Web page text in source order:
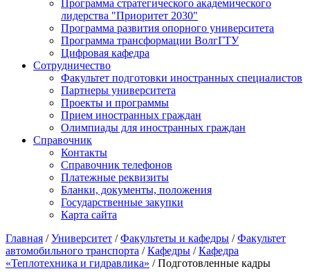
Программа стратегического академического
лидерства "Приоритет 2030"
Программа развития опорного университета
Программа трансформации ВолгГТУ
Цифровая кафедра
Сотрудничество
Факультет подготовки иностранных специалистов
Партнеры университета
Проекты и программы
Прием иностранных граждан
Олимпиады для иностранных граждан
Справочник
Контакты
Справочник телефонов
Платежные реквизиты
Бланки, документы, положения
Государственные закупки
Карта сайта
Главная /Университет /Факультеты и кафедры /Факультет
автомобильного транспорта /Кафедры /Кафедра
«Теплотехника и гидравлика» / Подготовленные кадры